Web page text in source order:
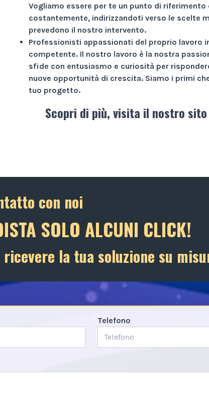
Vogliamo essere per te un punto di
costantemente, indirizzandoti verso le scelte
prevedono il nostro intervento.
Professionisti appassionati del proprio lavoro
competente. Il nostro lavoro è la nostra
sfide con entusiasmo e curiosità per
nuove opportunità di crescita. Siamo i primi
tuo progetto.
Scopri di più, visita il nostro sito
con noi
SOLO ALCUNI CLICK!
la tua soluzione su
Telefono